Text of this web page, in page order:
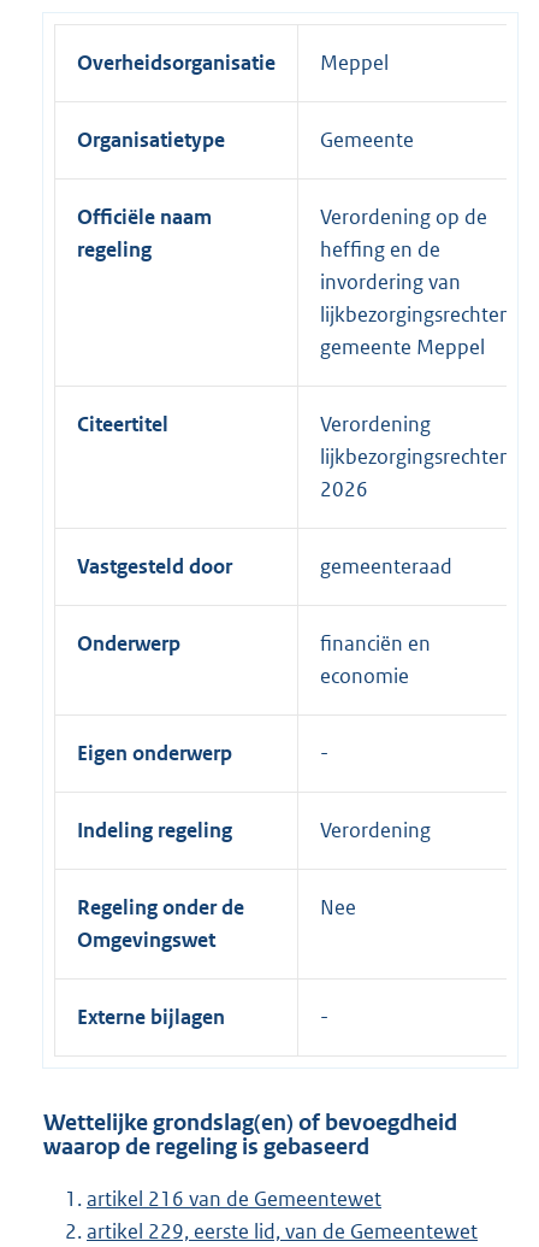
Overheidsorganisatie Meppel
Organisatietype Gemeente
Officiële naam
regeling
Verordening op de
heffing en de
invordering van
lijkbezorgingsrechten
gemeente Meppel
Citeertitel
Verordening
lijkbezorgingsrechten
2026
Vastgesteld door gemeenteraad
Onderwerp
financiën en
economie
Eigen onderwerp
Indeling regeling Verordening
Regeling onder de
Omgevingswet
Nee
Externe bijlagen
Wettelijke grondslag(en) of bevoegdheid
waarop de regeling is gebaseerd
artikel 216 van de Gemeentewet
artikel 229, eerste lid, van de Gemeentewet